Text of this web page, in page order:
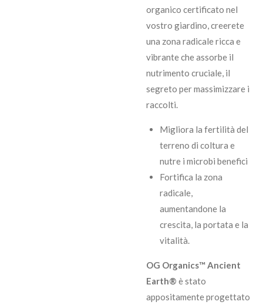
organico certificato nel
vostro giardino, creerete
una zona radicale ricca e
vibrante che assorbe il
nutrimento cruciale, il
segreto per massimizzare i
raccolti.
Migliora la fertilità del
terreno di coltura e
nutre i microbi benefici
Fortifica la zona
radicale,
aumentandone la
crescita, la portata e la
vitalità.
OG Organics™ Ancient
Earth® è stato
appositamente progettato